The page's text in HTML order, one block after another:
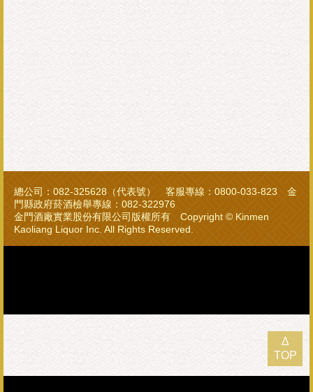
Δ
TOP
總公司：082-325628（代表號） 客服專線：0800-033-823 金
門縣政府菸酒檢舉專線：082-322976
金門酒廠實業股份有限公司版權所有 Copyright © Kinmen
Kaoliang Liquor Inc. All Rights Reserved.